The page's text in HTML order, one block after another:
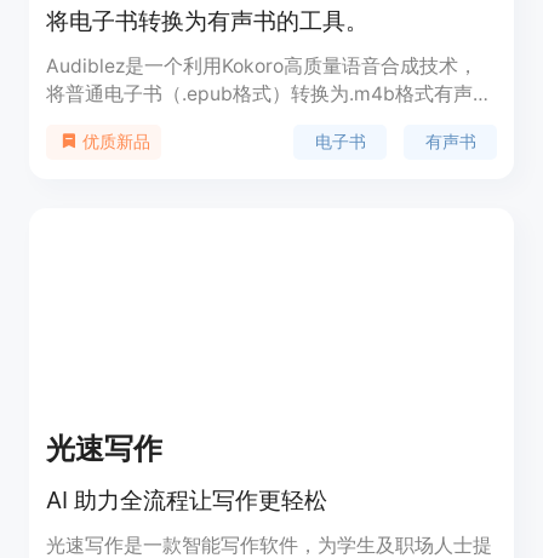
将电子书转换为有声书的工具。
Audiblez是一个利用Kokoro高质量语音合成技术，
将普通电子书（.epub格式）转换为.m4b格式有声书
的命令行操作完成转换，极大地丰富了电子书的阅读
优质新品 电子书 有声书
光速写作
AI 助力全流程让写作更轻松
光速写作是一款智能写作软件，为学生及职场人士提